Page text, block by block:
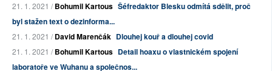
21. 1. 2021 /Bohumil Kartous Šéfredaktor Blesku odmítá sdělit, proč
byl stažen text o dezinforma...
21. 1. 2021 /David Marenčák Dlouhej kouř a dlouhej covid
21. 1. 2021 /Bohumil Kartous Detail hoaxu o vlastnickém spojení
laboratoře ve Wuhanu a společnos...